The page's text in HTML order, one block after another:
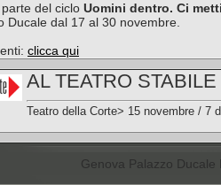
del ciclo Uomini dentro. Ci
Ducale dal 17 al 30 novembre.
clicca qui
AL TEATRO
Teatro della Corte> 15 novembre / 7
Genova Palazzo